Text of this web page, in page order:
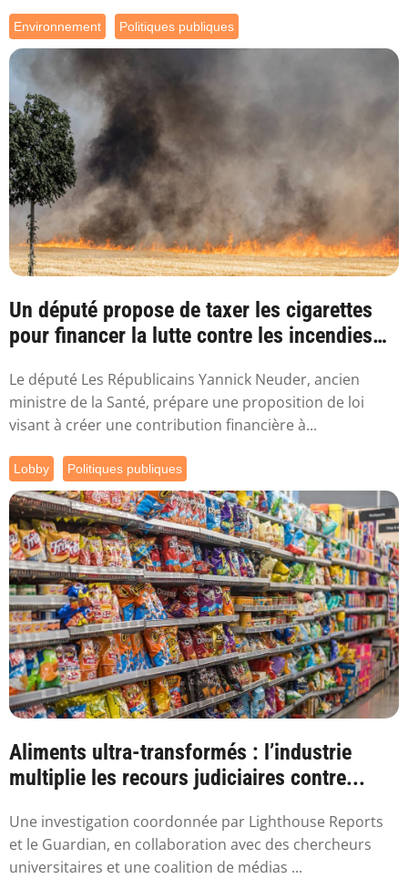
Environnement Politiques publiques
Un député propose de taxer les cigarettes
pour financer la lutte contre les incendies
Le député Les Républicains Yannick Neuder, ancien
ministre de la Santé, prépare une proposition de loi
visant à créer une contribution financière à...
Lobby Politiques publiques
Aliments ultra-transformés : l’industrie
multiplie les recours judiciaires contre...
Une investigation coordonnée par Lighthouse Reports
et le Guardian, en collaboration avec des chercheurs
universitaires et une coalition de médias ...